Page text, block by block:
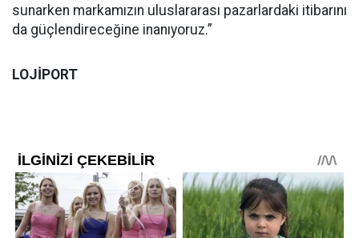
sunarken markamızın uluslararası pazarlardaki itibarını
da güçlendireceğine inanıyoruz.”
LOJİPORT